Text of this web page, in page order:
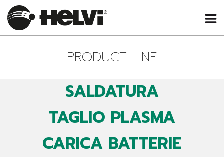
PRODUCT LINE
SALDATURA
TAGLIO PLASMA
CARICA BATTERIE